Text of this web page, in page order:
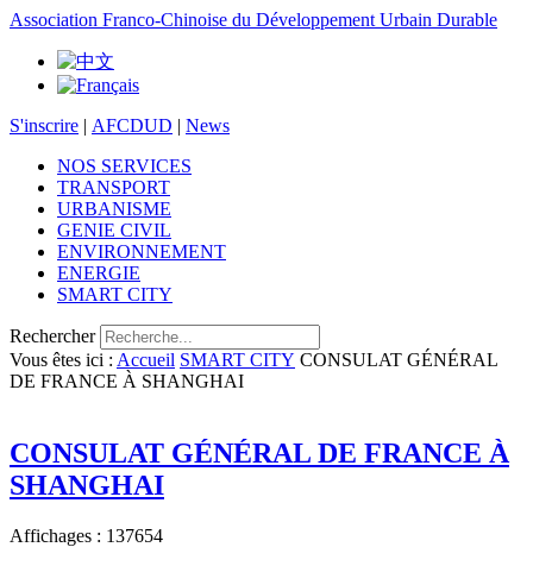
Association Franco-Chinoise du Développement Urbain Durable
S'inscrire | AFCDUD | News
NOS SERVICES
TRANSPORT
URBANISME
GENIE CIVIL
ENVIRONNEMENT
ENERGIE
SMART CITY
Rechercher
Vous êtes ici : Accueil SMART CITY CONSULAT GÉNÉRAL
DE FRANCE À SHANGHAI
CONSULAT GÉNÉRAL DE FRANCE À
SHANGHAI
Affichages : 137654